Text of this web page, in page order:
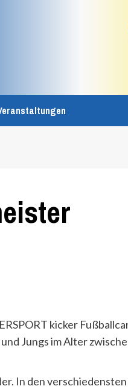
kicker
Jungs im Alter
In den